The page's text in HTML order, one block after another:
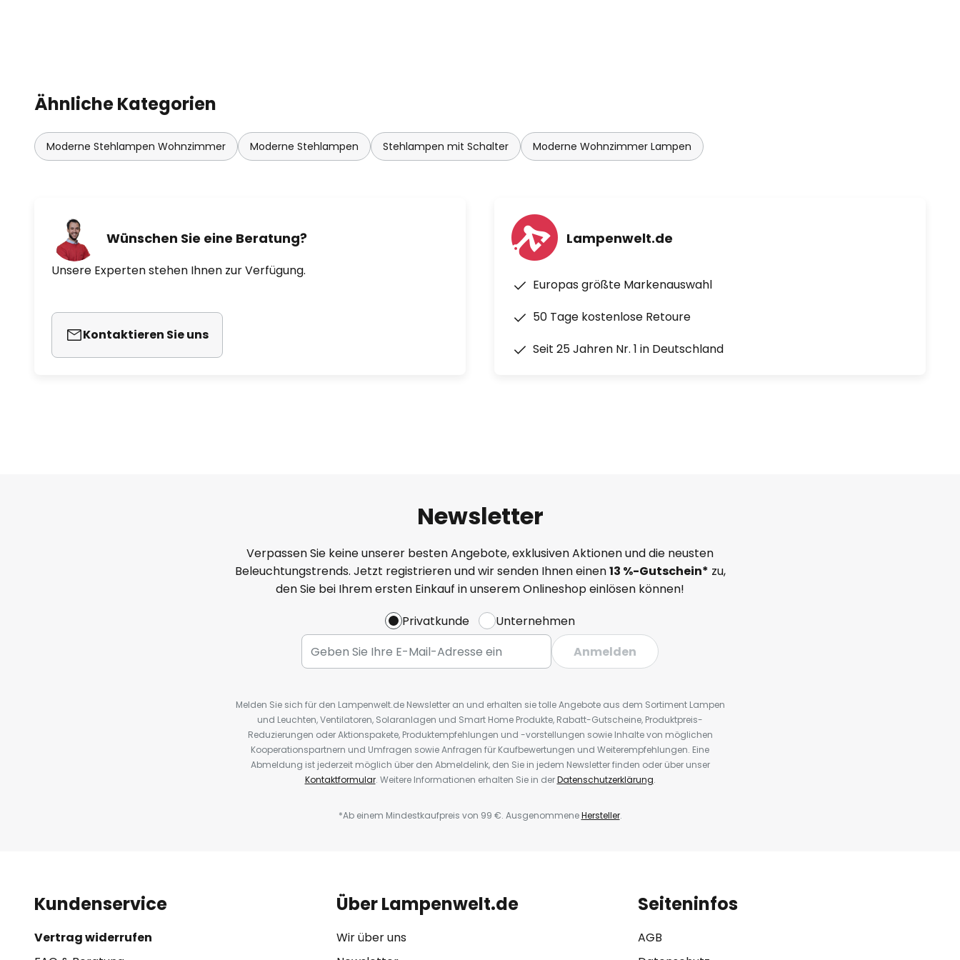
Ähnliche Kategorien
Moderne Stehlampen Wohnzimmer Moderne Stehlampen Stehlampen mit Schalter Moderne Wohnzimmer Lampen
Wünschen Sie eine Beratung?
Unsere Experten stehen Ihnen zur Verfügung.
Kontaktieren Sie uns
Lampenwelt.de
Europas größte Markenauswahl
50 Tage kostenlose Retoure
Seit 25 Jahren Nr. 1 in Deutschland
Newsletter
Verpassen Sie keine unserer besten Angebote, exklusiven Aktionen und die neusten
Beleuchtungstrends. Jetzt registrieren und wir senden Ihnen einen13 %-Gutschein* zu,
den Sie bei Ihrem ersten Einkauf in unserem Onlineshop einlösen können!
Privatkunde
Unternehmen
Anmelden
Melden Sie sich für den Lampenwelt.de Newsletter an und erhalten sie tolle Angebote aus dem Sortiment Lampen
und Leuchten, Ventilatoren, Solaranlagen und Smart Home Produkte, Rabatt-Gutscheine, Produktpreis-
Reduzierungen oder Aktionspakete, Produktempfehlungen und -vorstellungen sowie Inhalte von möglichen
Kooperationspartnern und Umfragen sowie Anfragen für Kaufbewertungen und Weiterempfehlungen. Eine
Abmeldung ist jederzeit möglich über den Abmeldelink, den Sie in jedem Newsletter finden oder über unser
Kontaktformular. Weitere Informationen erhalten Sie in derDatenschutzerklärung.
*Ab einem Mindestkaufpreis von 99 €. AusgenommeneHersteller.
Kundenservice
Vertrag widerrufen
Über Lampenwelt.de
Wir über uns
Seiteninfos
AGB